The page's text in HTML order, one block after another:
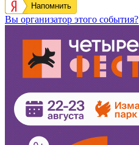
Напомнить
Вы организатор этого события?